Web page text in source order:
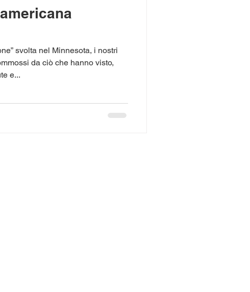
svolta nel Minnesota, i nostri
da ciò che hanno visto,
e...